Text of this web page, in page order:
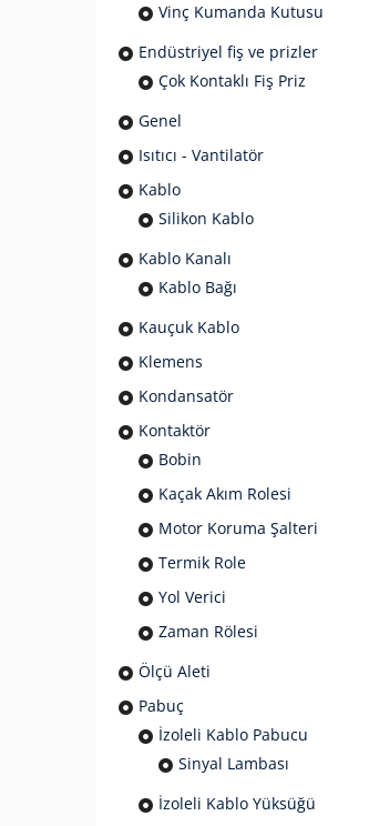
Vinç Kumanda Kutusu
Endüstriyel fiş ve prizler
Çok Kontaklı Fiş Priz
Genel
Isıtıcı - Vantilatör
Kablo
Silikon Kablo
Kablo Kanalı
Kablo Bağı
Kauçuk Kablo
Klemens
Kondansatör
Kontaktör
Bobin
Kaçak Akım Rolesi
Motor Koruma Şalteri
Termik Role
Yol Verici
Zaman Rölesi
Ölçü Aleti
Pabuç
İzoleli Kablo Pabucu
Sinyal Lambası
İzoleli Kablo Yüksüğü